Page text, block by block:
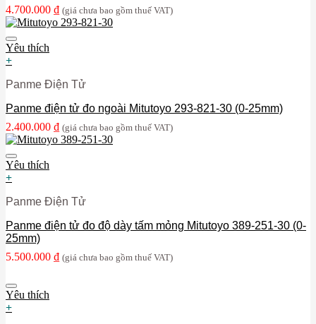
4.700.000 ₫ (giá chưa bao gồm thuế VAT)
Yêu thích
+
Panme Điện Tử
Panme điện tử đo ngoài Mitutoyo 293-821-30 (0-25mm)
2.400.000 ₫ (giá chưa bao gồm thuế VAT)
Yêu thích
+
Panme Điện Tử
Panme điện tử đo độ dày tấm mỏng Mitutoyo 389-251-30 (0-
25mm)
5.500.000 ₫ (giá chưa bao gồm thuế VAT)
Yêu thích
+